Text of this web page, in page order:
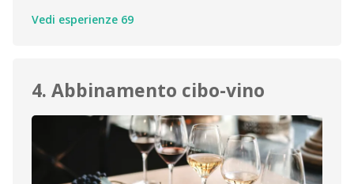
Vedi esperienze 69
4. Abbinamento cibo-vino